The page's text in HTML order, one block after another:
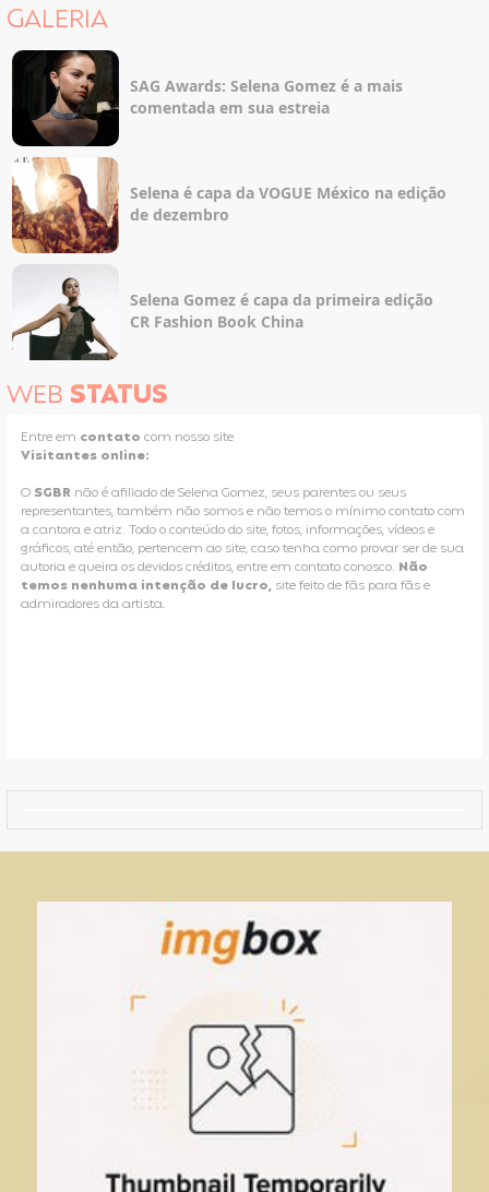
GALERIA
SAG Awards: Selena Gomez é a mais
comentada em sua estreia
Selena é capa da VOGUE México na edição
de dezembro
Selena Gomez é capa da primeira edição
CR Fashion Book China
WEB STATUS
Entre em contato com nosso site
Visitantes online:
O SGBR não é afiliado de Selena Gomez, seus parentes ou seus
representantes, também não somos e não temos o mínimo contato com
a cantora e atriz. Todo o conteúdo do site, fotos, informações, vídeos e
gráficos, até então, pertencem ao site, caso tenha como provar ser de sua
autoria e queira os devidos créditos, entre em contato conosco. Não
temos nenhuma intenção de lucro, site feito de fãs para fãs e
admiradores da artista.